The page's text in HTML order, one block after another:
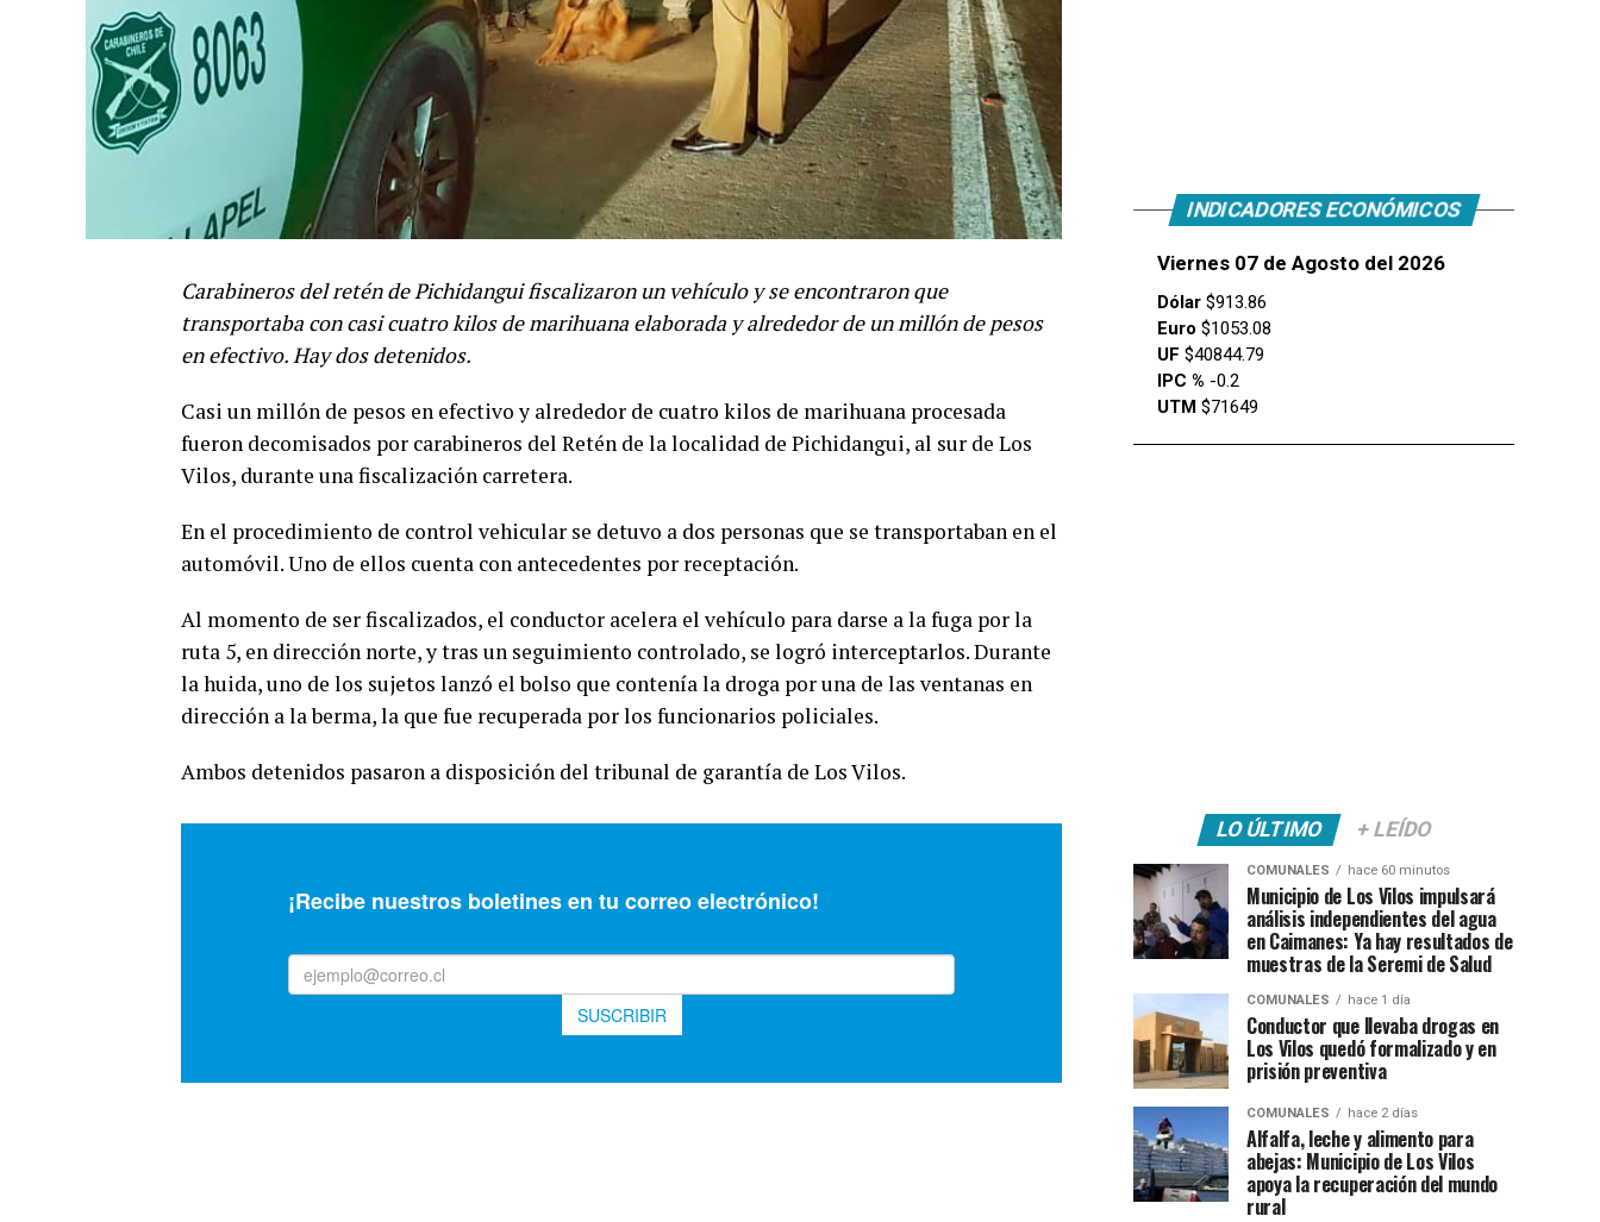
Carabineros del retén de Pichidangui fiscalizaron un vehículo y se encontraron que
transportaba con casi cuatro kilos de marihuana elaborada y alrededor de un millón de pesos
en efectivo. Hay dos detenidos.
Casi un millón de pesos en efectivo y alrededor de cuatro kilos de marihuana procesada
fueron decomisados por carabineros del Retén de la localidad de Pichidangui, al sur de Los
Vilos, durante una fiscalización carretera.
En el procedimiento de control vehicular se detuvo a dos personas que se transportaban en el
automóvil. Uno de ellos cuenta con antecedentes por receptación.
Al momento de ser fiscalizados, el conductor acelera el vehículo para darse a la fuga por la
ruta 5, en dirección norte, y tras un seguimiento controlado, se logró interceptarlos. Durante
la huida, uno de los sujetos lanzó el bolso que contenía la droga por una de las ventanas en
dirección a la berma, la que fue recuperada por los funcionarios policiales.
Ambos detenidos pasaron a disposición del tribunal de garantía de Los Vilos.
INDICADORES ECONÓMICOS
Viernes 07 de Agosto del 2026
Dólar $913.86
Euro $1053.08
UF $40844.79
IPC % -0.2
UTM $71649
LO ÚLTIMO + LEÍDO
COMUNALES hace 60 minutos
Municipio de Los Vilos impulsará
análisis independientes del agua
en Caimanes: Ya hay resultados de
muestras de la Seremi de Salud
COMUNALES hace 1 día
Conductor que llevaba drogas en
Los Vilos quedó formalizado y en
prisión preventiva
COMUNALES hace 2 días
Alfalfa, leche y alimento para
abejas: Municipio de Los Vilos
apoya la recuperación del mundo
rural